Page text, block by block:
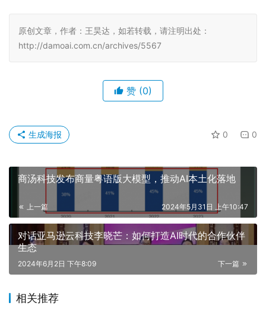
原创文章，作者：王昊达，如若转载，请注明出处：
http://damoai.com.cn/archives/5567
赞 (0)
0 0
生成海报
商汤科技发布商量粤语版大模型，推动AI本土化落地
上一篇 2024年5月31日 上午10:47
对话亚马逊云科技李晓芒：如何打造AI时代的合作伙伴
生态
下一篇
2024年6月2日 下午8:09
相关推荐